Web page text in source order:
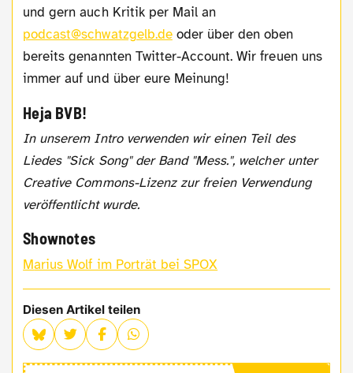
und gern auch Kritik per Mail an
podcast@schwatzgelb.deoder über den oben
bereits genannten Twitter-Account. Wir freuen uns
immer auf und über eure Meinung!
Heja BVB!
In unserem Intro verwenden wir einen Teil des
Liedes "Sick Song" der Band "Mess.", welcher unter
Creative Commons-Lizenz zur freien Verwendung
veröffentlicht wurde.
Shownotes
Marius Wolf im Porträt bei SPOX
Diesen Artikel teilen